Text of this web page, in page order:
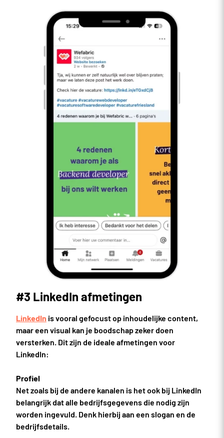
#3 LinkedIn afmetingen
LinkedIn is vooral gefocust op inhoudelijke content,
maar een visual kan je boodschap zeker doen
versterken. Dit zijn de ideale afmetingen voor
LinkedIn:
Profiel
Net zoals bij de andere kanalen is het ook bij LinkedIn
belangrijk dat alle bedrijfsgegevens die nodig zijn
worden ingevuld. Denk hierbij aan een slogan en de
bedrijfsdetails.